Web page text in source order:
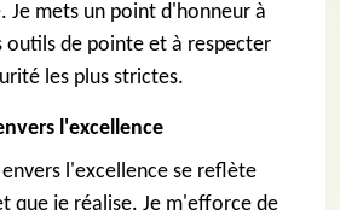
Je mets un point d'honneur à
outils de pointe et à respecter
les plus strictes.
l'excellence
l'excellence se reflète
que je réalise. Je m'efforce de